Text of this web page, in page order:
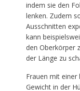
indem sie den
lenken. Zudem
Ausschnitten
kann
den Oberkörper
der Länge zu
Frauen mit
Gewicht in der